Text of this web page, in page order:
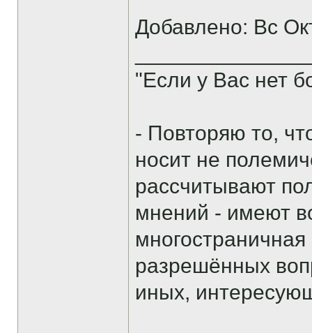
Добавлено: Вс
"Если у Вас нет
- Повторяю то,
носит не
рассчитывают
мнений - имеют
разрешённых
иных,